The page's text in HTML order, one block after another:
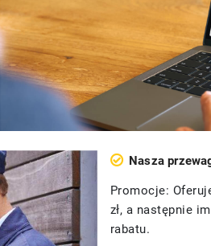
Nasza
Promocje:
zł, a następnie
rabatu.